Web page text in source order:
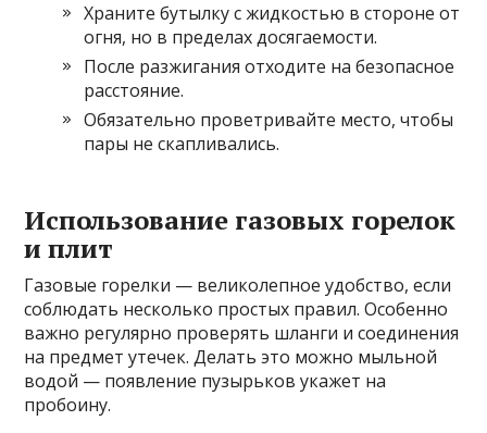
Храните бутылку с жидкостью в стороне от
огня, но в пределах досягаемости.
После разжигания отходите на безопасное
расстояние.
Обязательно проветривайте место, чтобы
пары не скапливались.
Использование газовых горелок
и плит
Газовые горелки — великолепное удобство, если
соблюдать несколько простых правил. Особенно
важно регулярно проверять шланги и соединения
на предмет утечек. Делать это можно мыльной
водой — появление пузырьков укажет на
пробоину.